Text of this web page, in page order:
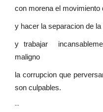
con morena el movimiento
y hacer la separacion de
y trabajar
maligno
la corrupcion que
son culpables.
...